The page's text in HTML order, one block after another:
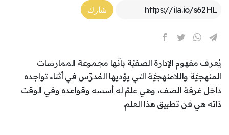
Article Link
شارك
يُعرف مفهوم الإدارة الصفيَّة بأنّها مجموعة الممارسات
المنهجيَّة واللامنهجيَّة التي يؤديها المُدرِّس في أثناء تواجده
داخل غرفة الصف، وهي علمٌ له أسسه وقواعده وفي الوقت
ذاته هي فن تطبيق هذا العلم.